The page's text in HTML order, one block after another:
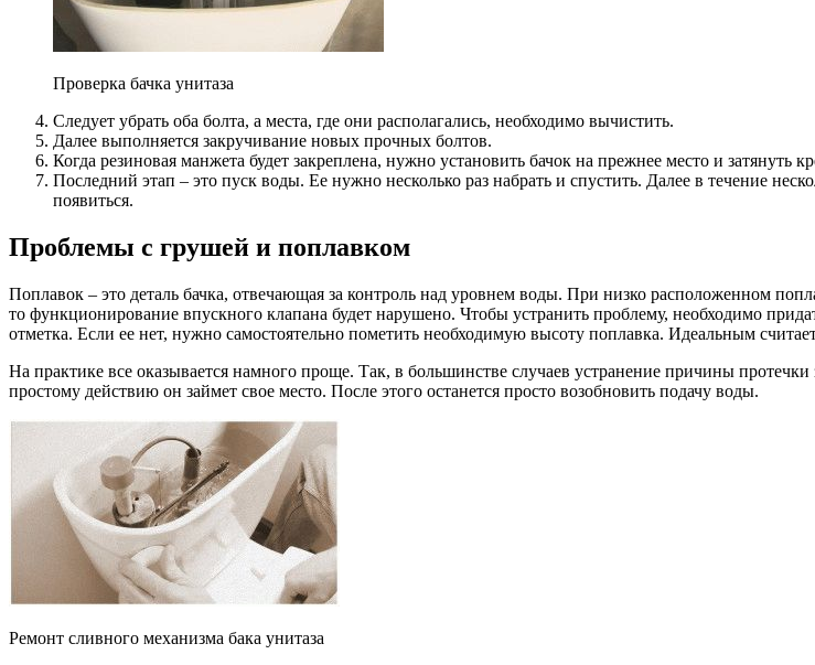
Проверка бачка унитаза
Следует убрать оба болта, а места, где они располагались, необходимо вычистить.
Далее выполняется закручивание новых прочных болтов.
Когда резиновая манжета будет закреплена, нужно установить бачок на прежнее место и затянуть
Последний этап – это пуск воды. Ее нужно несколько раз набрать и спустить. Далее в течение
появиться.
Проблемы с грушей и поплавком
Поплавок – это деталь бачка, отвечающая за контроль над уровнем воды. При низко расположенном
то функционирование впускного клапана будет нарушено. Чтобы устранить проблему, необходимо
отметка. Если ее нет, нужно самостоятельно пометить необходимую высоту поплавка. Идеальным
На практике все оказывается намного проще. Так, в большинстве случаев устранение причины
простому действию он займет свое место. После этого останется просто возобновить подачу воды.
Ремонт сливного механизма бака унитаза